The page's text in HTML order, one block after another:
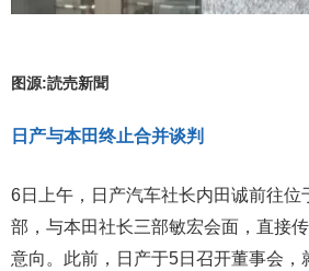
图源:読売新聞
日产与本田终止合并谈判
6日上午，日产汽车社长内田诚前往位
部，与本田社长三部敏宏会面，直接
意向。此前，日产于5日召开董事会，